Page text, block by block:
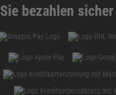
Sie bezahlen